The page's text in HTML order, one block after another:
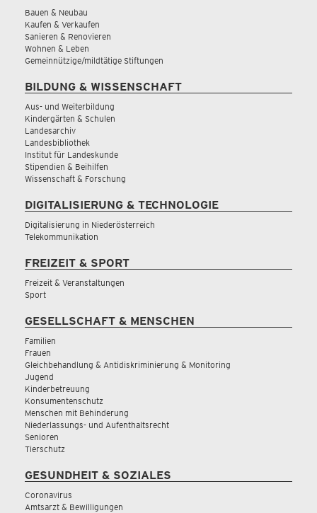
Bauen & Neubau
Kaufen & Verkaufen
Sanieren & Renovieren
Wohnen & Leben
Gemeinnützige/mildtätige Stiftungen
BILDUNG & WISSENSCHAFT
Aus- und Weiterbildung
Kindergärten & Schulen
Landesarchiv
Landesbibliothek
Institut für Landeskunde
Stipendien & Beihilfen
Wissenschaft & Forschung
DIGITALISIERUNG & TECHNOLOGIE
Digitalisierung in Niederösterreich
Telekommunikation
FREIZEIT & SPORT
Freizeit & Veranstaltungen
Sport
GESELLSCHAFT & MENSCHEN
Familien
Frauen
Gleichbehandlung & Antidiskriminierung & Monitoring
Jugend
Kinderbetreuung
Konsumentenschutz
Menschen mit Behinderung
Niederlassungs- und Aufenthaltsrecht
Senioren
Tierschutz
GESUNDHEIT & SOZIALES
Coronavirus
Amtsarzt & Bewilligungen